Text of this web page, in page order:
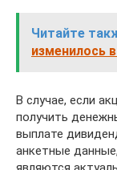
Читайте
изменилось
В случае, если
получить
выплате
анкетные